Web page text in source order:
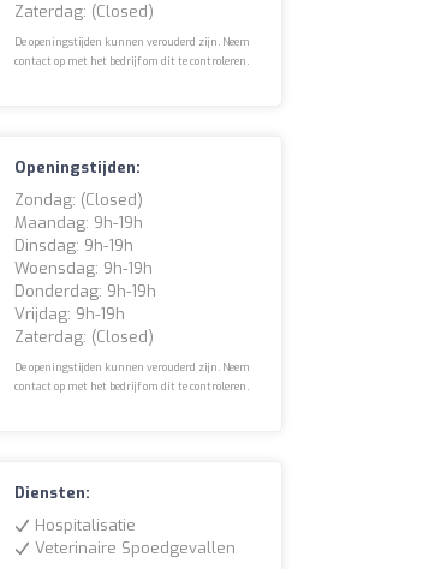
Zaterdag: (closed)
De openingstijden kunnen verouderd zijn. Neem
contact op met het bedrijf om dit te controleren.
Openingstijden:
Zondag: (closed)
Maandag: 9h-19h
Dinsdag: 9h-19h
Woensdag: 9h-19h
Donderdag: 9h-19h
Vrijdag: 9h-19h
Zaterdag: (closed)
De openingstijden kunnen verouderd zijn. Neem
contact op met het bedrijf om dit te controleren.
Diensten:
Hospitalisatie
Veterinaire Spoedgevallen